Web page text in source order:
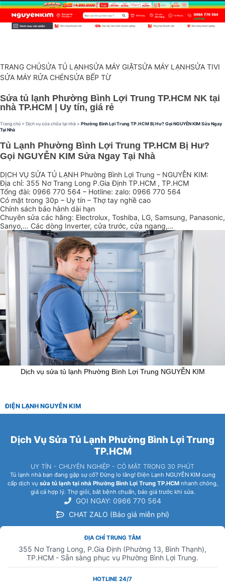
TRANG CHỦSỬA TỦ LẠNHSỬA MÁY GIẶTSỬA MÁY LẠNHSỬA TIVI
SỬA MÁY RỬA CHÉNSỬA BẾP TỪ
Sửa tủ lạnh Phường Bình Lợi Trung TP.HCM NK tại
nhà TP.HCM | Uy tín, giá rẻ
Trang chủ > Dịch vụ sửa chữa tại nhà > Phường Bình Lợi Trung TP.HCM Bị Hư? Gọi NGUYỄN KIM Sửa Ngay
Tại Nhà
Tủ Lạnh Phường Bình Lợi Trung TP.HCM Bị Hư?
Gọi NGUYỄN KIM Sửa Ngay Tại Nhà
DỊCH VỤ SỬA TỦ LẠNH Phường Bình Lợi Trung – NGUYỄN KIM:
Địa chỉ: 355 Nơ Trang Long P.Gia Định TP.HCM , TP.HCM
Tổng đài: 0966 770 564 – Hotline: zalo: 0966 770 564
Có mặt trong 30p – Uy tín – Thợ tay nghề cao
Chính sách bảo hành dài hạn
Chuyên sửa các hãng: Electrolux, Toshiba, LG, Samsung, Panasonic,
Sanyo,… Các dòng Inverter, cửa trước, cửa ngang,…
Dịch vụ sửa tủ lạnh Phường Bình Lợi Trung NGUYỄN KIM
ĐIỆN LẠNH NGUYỄN KIM
Dịch Vụ Sửa Tủ Lạnh Phường Bình Lợi Trung
TP.HCM
UY TÍN - CHUYÊN NGHIỆP - CÓ MẶT TRONG 30 PHÚT
Tủ lạnh nhà bạn đang gặp sự cố? Đừng lo lắng! Điện Lạnh NGUYỄN KIM cung
cấp dịch vụ sửa tủ lạnh tại nhà Phường Bình Lợi Trung TP.HCMnhanh chóng,
giá cả hợp lý. Thợ giỏi, bắt bệnh chuẩn, báo giá trước khi sửa.
GỌI NGAY: 0966 770 564
CHAT ZALO (Báo giá miễn phí)
ĐỊA CHỈ TRUNG TÂM
355 Nơ Trang Long, P.Gia Định (Phường 13, Bình Thạnh),
TP.HCM - Sẵn sàng phục vụ Phường Bình Lợi Trung.
HOTLINE 24/7